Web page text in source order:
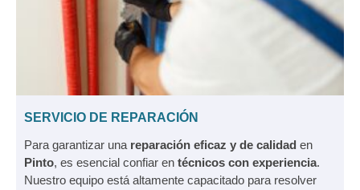
SERVICIO DE REPARACIÓN
Para garantizar una reparación eficaz y de calidad en
Pinto, es esencial confiar en técnicos con experiencia.
Nuestro equipo está altamente capacitado para resolver